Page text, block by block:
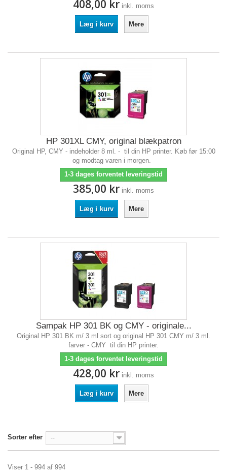
408,00 kr inkl. moms
Læg i kurv Mere
HP 301XL CMY, original blækpatron
Original HP, CMY - indeholder 8 ml. - til din HP printer. Køb før 15:00
og modtag varen i morgen.
1-3 dages forventet leveringstid
385,00 kr inkl. moms
Læg i kurv Mere
Sampak HP 301 BK og CMY - originale...
Original HP 301 BK m/ 3 ml sort og original HP 301 CMY m/ 3 ml.
farver - CMY til din HP printer.
1-3 dages forventet leveringstid
428,00 kr inkl. moms
Læg i kurv Mere
Sorter efter --
Viser 1 - 994 af 994